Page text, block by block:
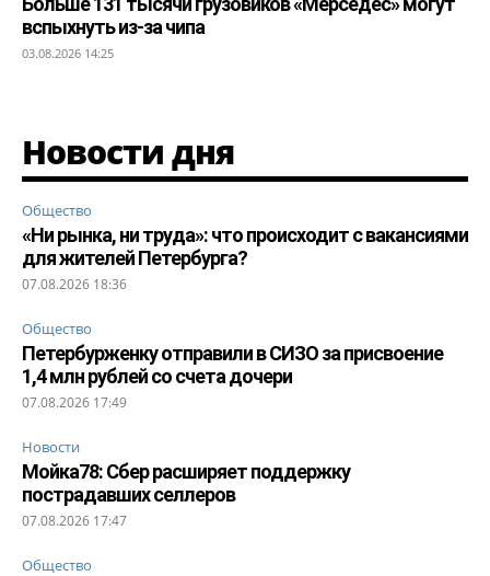
вспыхнуть из-за чипа
03.08.2026 14:25
Новости дня
Общество
«Ни рынка, ни труда»: что происходит с вакансиями
для жителей Петербурга?
07.08.2026 18:36
Общество
Петербурженку отправили в СИЗО за присвоение
1,4 млн рублей со счета дочери
07.08.2026 17:49
Новости
Мойка78: Сбер расширяет поддержку
пострадавших селлеров
07.08.2026 17:47
Общество